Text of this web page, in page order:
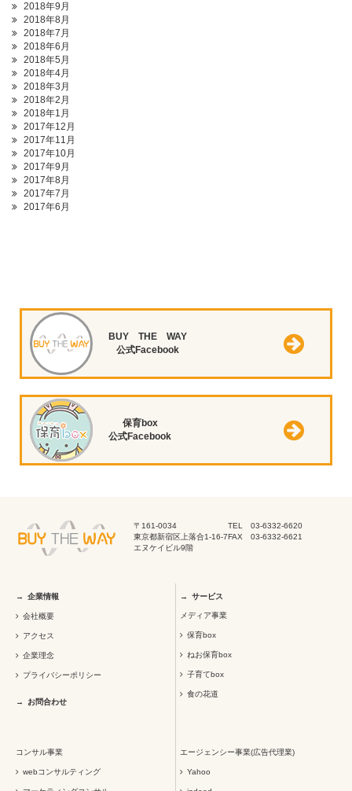
2018年9月
2018年8月
2018年7月
2018年6月
2018年5月
2018年4月
2018年3月
2018年2月
2018年1月
2017年12月
2017年11月
2017年10月
2017年9月
2017年8月
2017年7月
2017年6月
BUY THE WAY
公式Facebook
保育box
公式Facebook
〒161-0034
東京都新宿区上落合1-16-7
エヌケイビル9階
TEL 03-6332-6620
FAX 03-6332-6621
企業情報
会社概要
アクセス
企業理念
プライバシーポリシー
お問合わせ
サービス
メディア事業
保育box
ねお保育box
子育てbox
食の花道
コンサル事業
webコンサルティング
エージェンシー事業(広告代理業)
Yahoo